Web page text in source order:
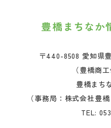
〒440-8508 愛知県
（豊橋商
豊橋まち
（事務局：株式会社豊
TEL: